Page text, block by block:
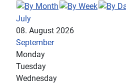
July
08. August 2026
September
Monday
Tuesday
Wednesday